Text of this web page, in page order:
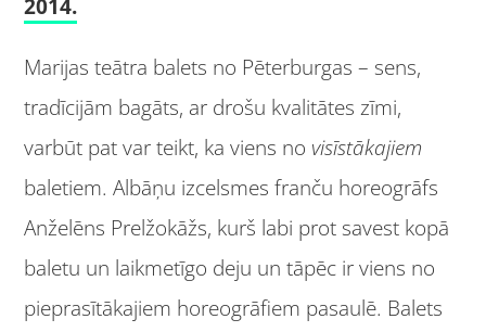
2014.
Marijas teātra balets no Pēterburgas – sens,
tradīcijām bagāts, ar drošu kvalitātes zīmi,
varbūt pat var teikt, ka viens no visīstākajiem
baletiem. Albāņu izcelsmes franču horeogrāfs
Anželēns Prelžokāžs, kurš labi prot savest kopā
baletu un laikmetīgo deju un tāpēc ir viens no
pieprasītākajiem horeogrāfiem pasaulē. Balets